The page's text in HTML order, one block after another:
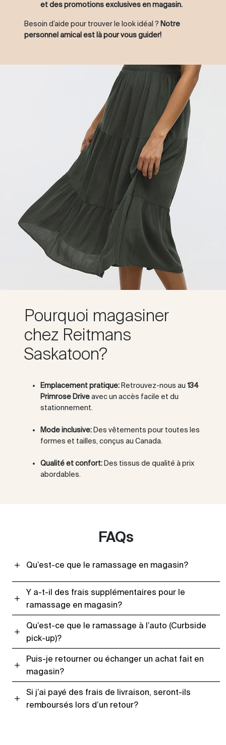
et des promotions exclusives en magasin.
Besoin d’aide pour trouver le look idéal ? Notre
personnel amical est là pour vous guider!
Pourquoi magasiner
chez Reitmans
Saskatoon?
Emplacement pratique: Retrouvez-nous au 134
Primrose Driveavec un accès facile et du
stationnement.
Mode inclusive: Des vêtements pour toutes les
formes et tailles, conçus au Canada.
Qualité et confort: Des tissus de qualité à prix
abordables.
FAQs
Qu’est-ce que le ramassage en magasin?
Y a-t-il des frais supplémentaires pour le
ramassage en magasin?
Qu’est-ce que le ramassage à l’auto (Curbside
pick-up)?
Puis-je retourner ou échanger un achat fait en
magasin?
Si j’ai payé des frais de livraison, seront-ils
remboursés lors d’un retour?